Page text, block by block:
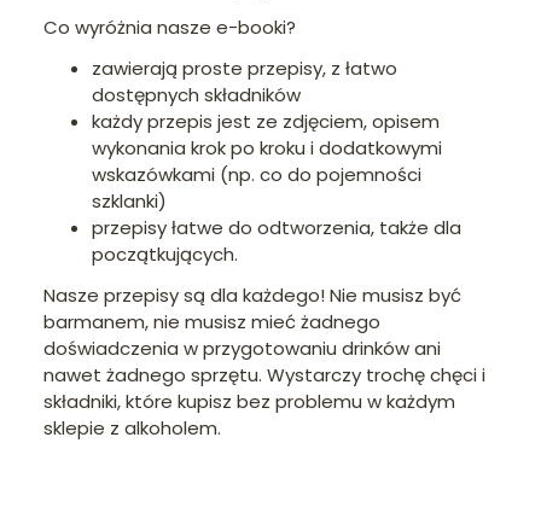
Co wyróżnia nasze e-booki?
zawierają proste przepisy, z łatwo
dostępnych składników
każdy przepis jest ze zdjęciem, opisem
wykonania krok po kroku i dodatkowymi
wskazówkami (np. co do pojemności
szklanki)
przepisy łatwe do odtworzenia, także dla
początkujących.
Nasze przepisy są dla każdego! Nie musisz być
barmanem, nie musisz mieć żadnego
doświadczenia w przygotowaniu drinków ani
nawet żadnego sprzętu. Wystarczy trochę chęci i
składniki, które kupisz bez problemu w każdym
sklepie z alkoholem.